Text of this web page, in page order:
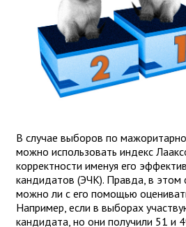
В случае выборов по
можно использовать индекс
корректности именуя его
кандидатов (ЭЧК). Правда, в этом
можно ли с его помощью
Например, если в выборах
кандидата, но они получили 51 и